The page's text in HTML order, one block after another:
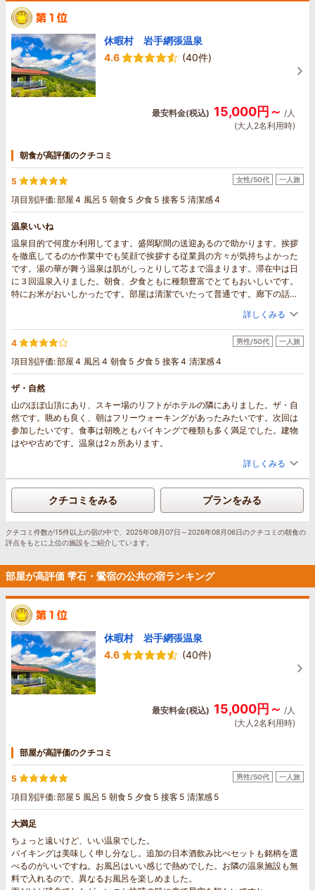
休暇村 岩手網張温泉
4.6
(40件)
最安料金(税込) 15,000円～ /人
(大人2名利用時)
朝食が高評価のクチコミ
5
項目別評価:部屋 4 風呂 5 朝食 5 夕食 5 接客 5 清潔感4
女性/50代 一人旅
温泉いいね
温泉目的で何度か利用してます。盛岡駅間の送迎あるので助かります。挨拶
を徹底してるのか作業中でも笑顔で挨拶する従業員の方々が気持ちよかった
です。湯の華が舞う温泉は肌がしっとりして芯まで温まります。滞在中は日
に３回温泉入りました。朝食、夕食ともに種類豊富でとてもおいしいです。
特にお米がおいしかったです。部屋は清潔でいたって普通です。廊下の話し
過ごすには最高で何度も利用したくなります。ありがとうございました。
詳しくみる
4
項目別評価:部屋 4 風呂 4 朝食 5 夕食 5 接客4 清潔感4
男性/50代 一人旅
ザ・自然
山のほぼ山頂にあり、スキー場のリフトがホテルの隣にありました。ザ・自
然です。眺めも良く、朝はフリーウォーキングがあったみたいです。次回は
参加したいです。食事は朝晩ともバイキングで種類も多く満足でした。建物
はやや古めです。温泉は2ヵ所あります。
詳しくみる
クチコミをみる プランをみる
クチコミ件数が15件以上の宿の中で、2025年08月07日～2026年08月06日のクチコミの朝食の
評点をもとに上位の施設をご紹介しています。
部屋が高評価 雫石・鶯宿の公共の宿ランキング
休暇村 岩手網張温泉
4.6
(40件)
最安料金(税込) 15,000円～ /人
(大人2名利用時)
部屋が高評価のクチコミ
5
項目別評価:部屋 5 風呂 5 朝食 5 夕食 5 接客 5 清潔感 5
男性/50代 一人旅
大満足
ちょっと遠いけど、いい温泉でした。
バイキングは美味しく申し分なし。追加の日本酒飲み比べセットも銘柄を選
べるのがいいですね。お風呂はいい感じで熱めでした。お隣の温泉施設も無
料で入れるので、異なるお風呂を楽しめました。